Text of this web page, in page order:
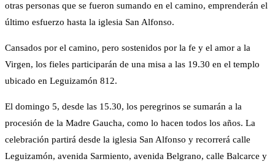
otras personas que se fueron sumando en el camino, emprenderán el
último esfuerzo hasta la iglesia San Alfonso.
Cansados por el camino, pero sostenidos por la fe y el amor a la
Virgen, los fieles participarán de una misa a las 19.30 en el templo
ubicado en Leguizamón 812.
El domingo 5, desde las 15.30, los peregrinos se sumarán a la
procesión de la Madre Gaucha, como lo hacen todos los años. La
celebración partirá desde la iglesia San Alfonso y recorrerá calle
Leguizamón, avenida Sarmiento, avenida Belgrano, calle Balcarce y